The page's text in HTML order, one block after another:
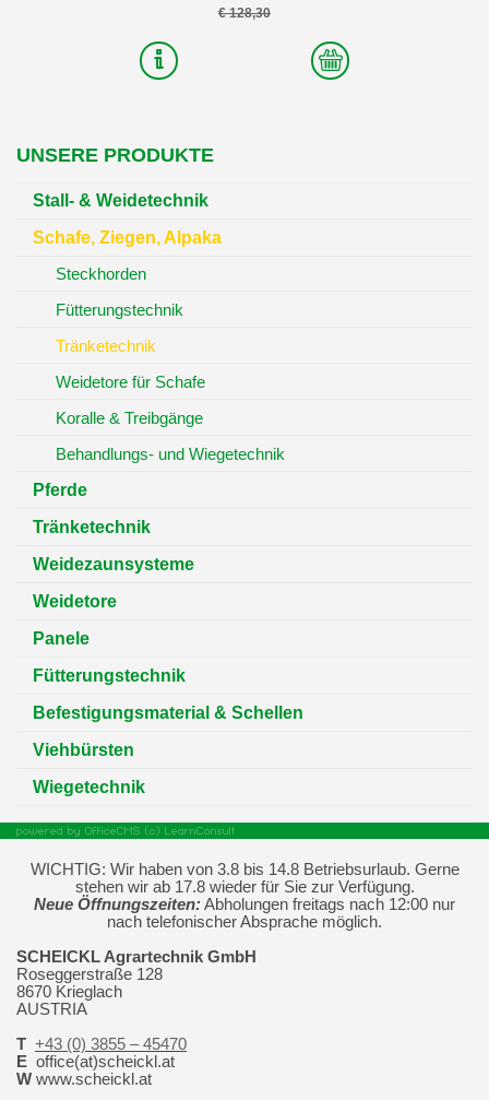
€ 128,30
UNSERE PRODUKTE
Stall- & Weidetechnik
Schafe, Ziegen, Alpaka
Steckhorden
Fütterungstechnik
Tränketechnik
Weidetore für Schafe
Koralle & Treibgänge
Behandlungs- und Wiegetechnik
Pferde
Tränketechnik
Weidezaunsysteme
Weidetore
Panele
Fütterungstechnik
Befestigungsmaterial & Schellen
Viehbürsten
Wiegetechnik
WICHTIG: Wir haben von 3.8 bis 14.8 Betriebsurlaub. Gerne
stehen wir ab 17.8 wieder für Sie zur Verfügung.
Neue Öffnungszeiten: Abholungen freitags nach 12:00 nur
nach telefonischer Absprache möglich.
SCHEICKL Agrartechnik GmbH
Roseggerstraße 128
8670 Krieglach
AUSTRIA
T +43 (0) 3855 – 45470
E office(at)scheickl.at
W www.scheickl.at